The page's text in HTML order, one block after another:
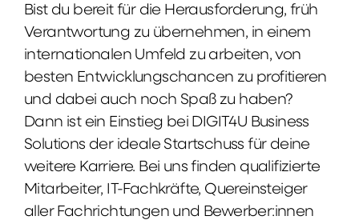
Bist du bereit für die Herausforderung, früh
Verantwortung zu übernehmen, in einem
internationalen Umfeld zu arbeiten, von
besten Entwicklungschancen zu profitieren
und dabei auch noch Spaß zu haben?
Dann ist ein Einstieg bei DIGIT4U Business
Solutions der ideale Startschuss für deine
weitere Karriere. Bei uns finden qualifizierte
Mitarbeiter, IT-Fachkräfte, Quereinsteiger
aller Fachrichtungen und Bewerber:innen